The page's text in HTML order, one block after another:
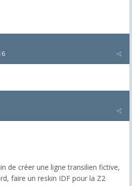
de créer une ligne transilien fictive,
faire un reskin IDF pour la Z2